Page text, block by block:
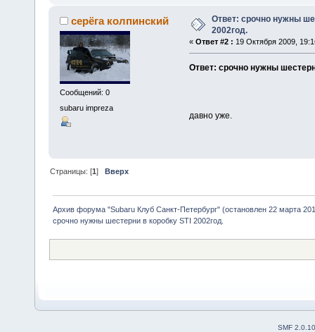
серёга колпинский
Сообщений: 0
subaru impreza
Ответ: срочно нужны
2002год.
« Ответ #2 : 19 Октября 2009,
Ответ: срочно нужны
давно уже.
Страницы: [1]Вверх
Архив форума "Subaru Клуб Санкт-Петербург" (остановлен 22 марта
срочно нужны шестерни в коробку STI 2002год.
SMF 2.0.10